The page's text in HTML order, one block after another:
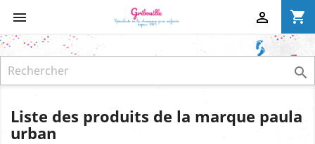
 shopping_cart


Liste des produits de la marque paula
urban